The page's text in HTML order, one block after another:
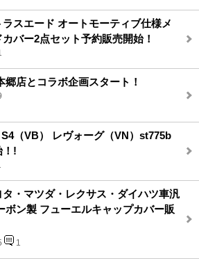
スエード オートモーティブ仕様メ
バー2点セット予約販売開始！
郷店とコラボ企画スタート！
（VB） レヴォーグ（VN）st775b
！!
タ・マツダ・レクサス・ダイハツ車汎
ボン製 フューエルキャップカバー販
1